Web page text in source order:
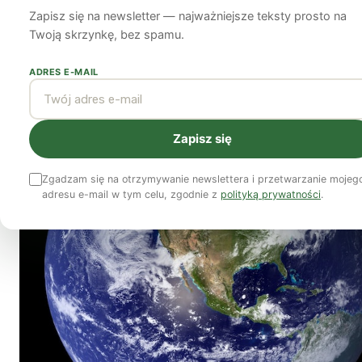
Monika Kostera2 lutego 2023 8 min czytania
Zapisz się na newsletter — najważniejsze teksty prosto na
Twoją skrzynkę, bez spamu.
ADRES E-MAIL
Zapisz się
Zgadzam się na otrzymywanie newslettera i przetwarzanie
adresu e-mail w tym celu, zgodnie z polityką prywatności.